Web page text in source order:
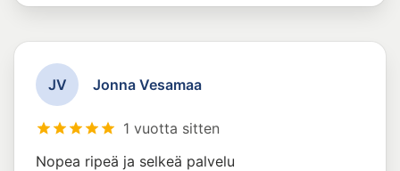
JV Jonna Vesamaa
1 vuotta sitten
Nopea ripeä ja selkeä palvelu